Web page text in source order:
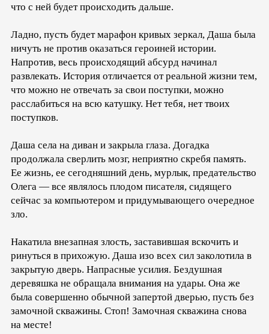
что с ней будет происходить дальше.
Ладно, пусть будет марафон кривых зеркал, Даша была
ничуть не против оказаться героиней истории.
Напротив, весь происходящий абсурд начинал
развлекать. История отличается от реальной жизни тем,
что можно не отвечать за свои поступки, можно
расслабиться на всю катушку. Нет тебя, нет твоих
поступков.
Даша села на диван и закрыла глаза. Догадка
продолжала сверлить мозг, неприятно скребя память.
Ее жизнь, ее сегодняшний день, мурлык, предательство
Олега — все являлось плодом писателя, сидящего
сейчас за компьютером и придумывающего очередное
зло.
Накатила внезапная злость, заставившая вскочить и
ринуться в прихожую. Даша изо всех сил заколотила в
закрытую дверь. Напрасные усилия. Бездушная
деревяшка не обращала внимания на удары. Она же
была совершенно обычной запертой дверью, пусть без
замочной скважины. Стоп! Замочная скважина снова
на месте!